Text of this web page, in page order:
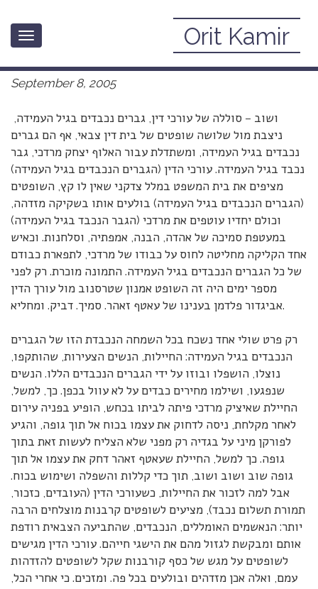
Toggle
Orit Kamir
שוב איציק מרדכי – הקרבן הנצחי
September 8, 2005
ניצבת מול שלושה שופטים של בית דין צבאי, אף הם גברים
נכבדים בגיל העמידה, ומשתדלת עבור האלוף יצחק מרדכי, גבר
נכבד בגיל העמידה. עורכי הדין (הגברים הנכבדים בגיל העמידה)
מציפים את בית המשפט במלל צדקני שאין לו קץ, השופטים
(הגברים הנכבדים בגיל העמידה) בולעים אותו בשקיקה מזדהה,
וכולם יחדיו עוטפים את מרדכי (הגבר הנכבד בגיל העמידה)
במעטפת סמיכה של אהדה, הבנה, אמפתיה, וסלחנות. וכאיש
אחד הקליקה מחליטה לחוס על כבודו של מרדכי, לתפארת כבודם
של כל הגברים הנכבדים בגיל העמידה. התמונה מוכרת. רק לפני
מספר ימים היה זה השופט אמנון שטרסנוב מול עורך הדין
אביגדור פלדמן בענינו של עאטף זאהר. סמיך. דביק. ומחליא.
רק פרט שולי אחד נשכח בכל השמחה הנכבדת הזו של הגברים
הנכבדים בגיל העמידה: החיילות, הנשים הצעירות, שהותקפו,
נוצלו, הושפלו ובוזו על ידי הגברים הנכבדים הללו. הנשים
שנפגעו, ושילמו מחירים כבדים על לא עוול בכפן. כך, למשל,
החיילת שאיציק מרדכי פיתה לביתו בכחש, הופיע בפניה עירום
לאחר מקלחת, ניסה לדחוק את עצמו בכוח אל תוך גופה, והגיע
לפורקן מיני על בגדיה רק מפני שלא הצליח לעשות זאת בתוך
גופה. כך למשל, החיילת שעאטף זאהר דחק את עצמו אל תוך
גופה שוב ושוב ושוב, תוך כדי קללות והשפלה ושימוש בכוח.
אבל למה לזכור את החיילות, כשעורכי הדין (העובדים, כזכור,
תמורת תשלום נכבד), מציעים לשופטים קרבנות מוצלחים הרבה
יותר: הנאשמים האומללים, הנכבדים, שהתביעה הצבאית רודפת
אותם ומבקשת לגזול מהם את הישגי חייהם. עורכי הדין מגישים
לשופטים על מגש של כסף קורבנות שקל לשופטים להזדהות
עמם, ואלה אכן מזדהים ובולעים בכל פה. ומזכים. כי אחרי הכל,